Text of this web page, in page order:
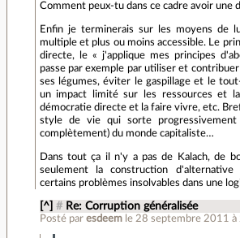
Comment peux-tu dans ce cadre avoir une
Enfin je terminerais sur les moyens de
multiple et plus ou moins accessible. Le
directe, le « j'applique mes principes
passe par exemple par utiliser et
ses légumes, éviter le gaspillage et le
un impact limité sur les ressources et
démocratie directe et la faire vivre, etc.
style de vie qui sorte
complètement) du monde capitaliste…
Dans tout ça il n'y a pas de Kalach, de
seulement la construction
certains problèmes insolvables dans une
[^] # Re: Corruption généralisée
Posté par esdeem le 28 septembre 2011 à